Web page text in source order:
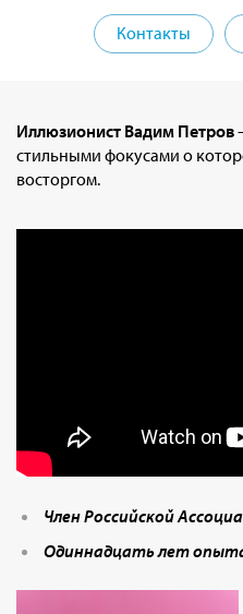
Контакты
Иллюзионист Вадим Петров
стильными фокусами о
восторгом.
Член Российской
Одиннадцать лет